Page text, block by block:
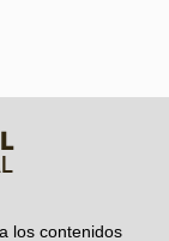
los contenidos